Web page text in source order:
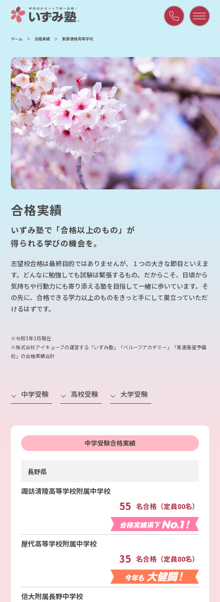
21:00
/
ホーム 合格実績 東御清翔高等学校
合格実績
いずみ塾で「合格以上のもの」が
得られる学びの機会を。
志望校合格は最終目的ではありませんが、１つの大きな節目といえま
す。どんなに勉強しても試験は緊張するもの。だからこそ、日頃から
気持ちや行動力にも寄り添える塾を目指して一緒に歩いています。そ
の先に、合格できる学力以上のものをきっと手にして巣立っていただ
けるはずです。
※令和3年3月現在
※株式会社アイキューブの運営する「いずみ塾」「べルーフアカデミー」「東進衛星予備
校」の合格実績合計
中学受験 高校受験 大学受験
中学受験合格実績
長野県
諏訪清陵高等学校附属中学校
55 名合格（定員80名）
屋代高等学校附属中学校
35 名合格（定員80名）
信大附属長野中学校